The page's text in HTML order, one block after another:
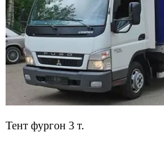
Тент фургон 3 т.